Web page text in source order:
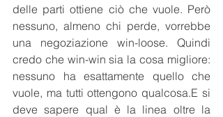
delle parti ottiene ciò che vuole. Però
nessuno, almeno chi perde, vorrebbe
una negoziazione win-loose. Quindi
credo che win-win sia la cosa migliore:
nessuno ha esattamente quello che
vuole, ma tutti ottengono qualcosa.E si
deve sapere qual è la linea oltre la